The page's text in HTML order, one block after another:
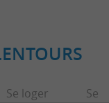
Se loger Se